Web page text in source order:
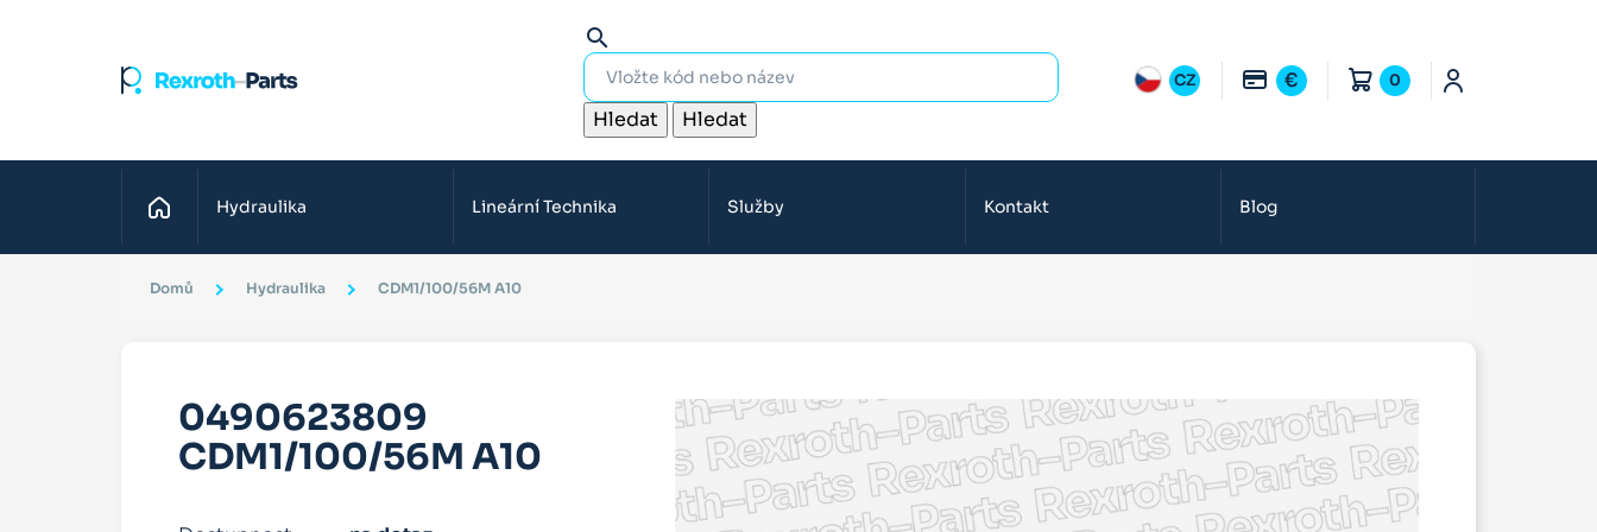
search
Hledat Hledat
CZ € 0
Domů Hydraulika Lineární Technika Služby Kontakt Blog
Domů Hydraulika CDM1/100/56M A10
0490623809
CDM1/100/56M A10